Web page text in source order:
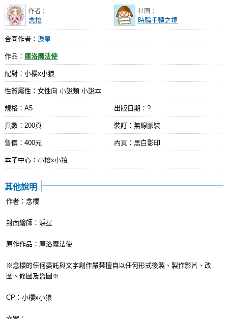
作者：
念櫻
社團：
時輪千轉之境
合同作者：淚星
作品： 庫洛魔法使
配對：小櫻x小狼
性質屬性：女性向 小說類 小說本
規格：A5 出版日期： ?
頁數：200頁 裝訂：無線膠裝
售價：400元 內頁：黑白影印
本子中心：小櫻x小狼
其他說明
作者：念櫻
封面繪師：淚星
原作作品：庫洛魔法使
※念櫻的任何委託與文字創作嚴禁擅自以任何形式後製、製作影片、改
圖、修圖及盜圖※
CP：小櫻x小狼